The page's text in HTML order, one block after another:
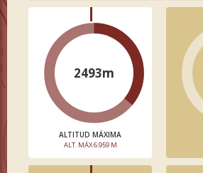
2493m
ALTITUD MÁXIMA
ALT. MÁX 6.959 M